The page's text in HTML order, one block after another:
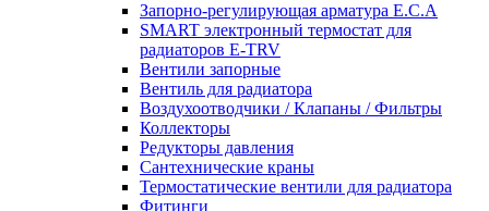
Запорно-регулирующая арматура E.C.A
SMART электронный термостат для
радиаторов E-TRV
Вентили запорные
Вентиль для радиатора
Воздухоотводчики / Клапаны / Фильтры
Коллекторы
Редукторы давления
Сантехнические краны
Термостатические вентили для радиатора
Фитинги